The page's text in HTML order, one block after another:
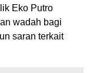
Eko Putro
wadah bagi
saran terkait